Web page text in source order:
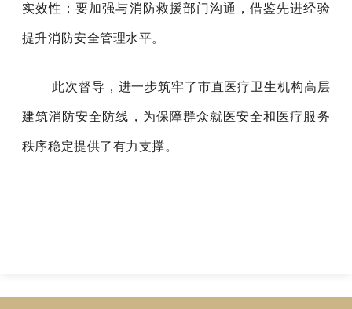
实效性 ； 要加强与消防救援部门沟通，借鉴先进经验
提升消防安全管理水平。
此次督导 ， 进一步筑牢了市直医疗卫生机构高层
建筑消防安全防线，为保障群众就医安全和医疗服务
秩序稳定提供了有力支撑。